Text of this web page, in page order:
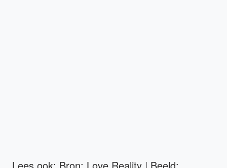
Lees ook: Bron: Love Reality | Beeld: